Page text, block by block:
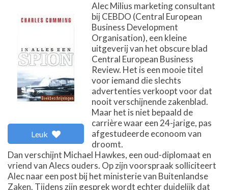
Leuk
Alec Milius marketing consultant
bij CEBDO (Central European
Business Development
Organisation), een kleine
uitgeverij van het obscure blad
Central European Business
Review. Het is een mooie titel
voor iemand die slechts
advertenties verkoopt voor dat
nooit verschijnende zakenblad.
Maar het is niet bepaald de
carrière waar een 24-jarige, pas
afgestudeerde econoom van
droomt.
Dan verschijnt Michael Hawkes, een oud-diplomaat en
vriend van Alecs ouders. Op zijn voorspraak solliciteert
Alec naar een post bij het ministerie van Buitenlandse
Zaken. Tijdens zijn gesprek wordt echter duidelijk dat